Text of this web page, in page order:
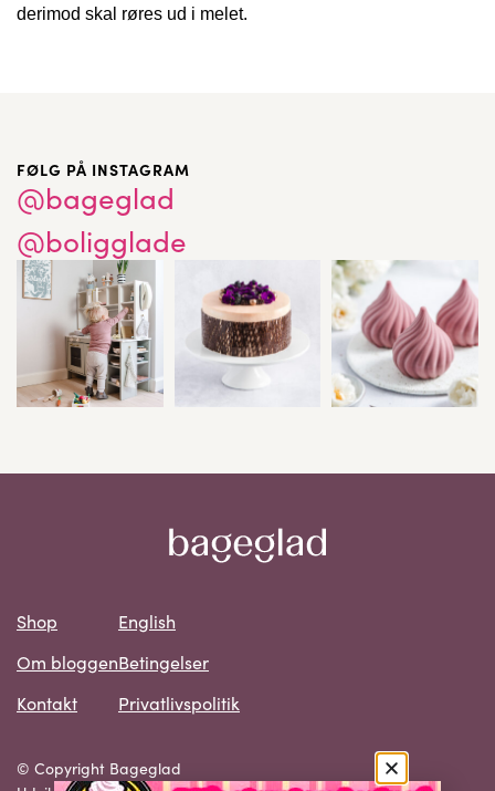
derimod skal røres ud i melet.
FØLG PÅ INSTAGRAM
@bageglad
@boligglade
Shop
Om bloggen
Kontakt
English
Betingelser
Privatlivspolitik
© Copyright Bageglad